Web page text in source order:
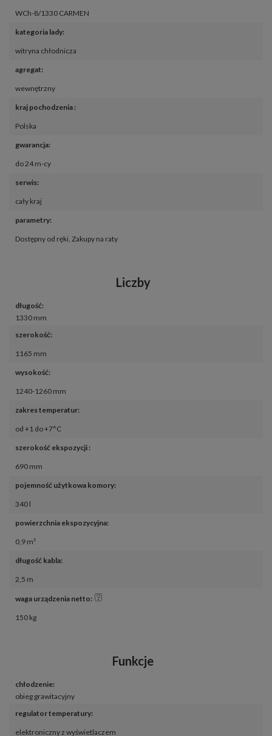
WCh-8/1330 CARMEN
kategoria lady:
witryna chłodnicza
agregat:
wewnętrzny
kraj pochodzenia :
Polska
gwarancja:
do 24 m-cy
serwis:
cały kraj
parametry:
Dostępny od ręki, Zakupy na raty
Liczby
długość:
1330 mm
szerokość:
1165 mm
wysokość:
1240-1260 mm
zakres temperatur:
od +1 do +7°C
szerokość ekspozycji :
690 mm
pojemność użytkowa komory:
340 l
powierzchnia ekspozycyjna:
0,9 m²
długość kabla:
2,5 m
waga urządzenia netto:
150 kg
Funkcje
chłodzenie:
obieg grawitacyjny
regulator temperatury:
elektroniczny z wyświetlaczem